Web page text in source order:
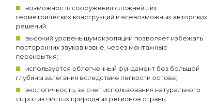
возможность сооружения сложнейших
геометрических конструкций и всевозможных авторских
решений;
высокий уровень шумоизоляции позволяет избежать
посторонних звуков извне, через монтажные
перекрытия;
используется облегченный фундамент без большой
глубины залегания вследствие легкости остова;
экологичность, за счет использования натурального
сырья из чистых природных регионов страны.